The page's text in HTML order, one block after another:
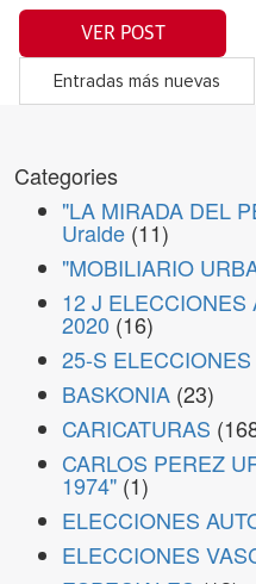
VER POST
Entradas más nuevas
Categories
"LA MIRADA DEL
Uralde (11)
"MOBILIARIO
12 J ELECCIONES
2020 (16)
25-S
BASKONIA (23)
CARICATURAS
CARLOS PEREZ
1974" (1)
ELECCIONES
ELECCIONES